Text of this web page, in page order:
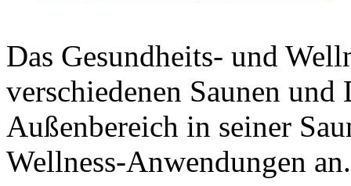
Das Gesundheits- und
verschiedenen Saunen
Außenbereich in seiner
Wellness-Anwendungen